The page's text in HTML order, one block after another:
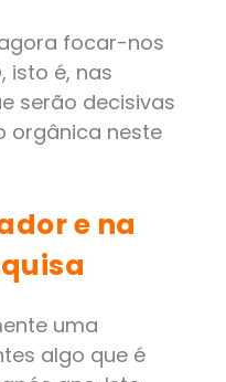
focar-nos
, isto é, nas
serão decisivas
orgânica neste
e na
uma
algo que é